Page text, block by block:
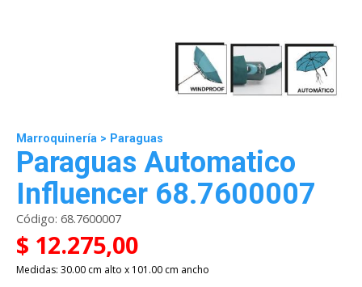
Marroquinería > Paraguas
Paraguas Automatico
Influencer 68.7600007
Código: 68.7600007
$ 12.275,00
Medidas: 30.00 cm alto x 101.00 cm ancho